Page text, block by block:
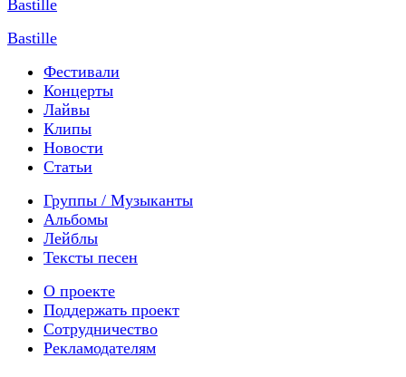
Bastille
Фестивали
Концерты
Лайвы
Клипы
Новости
Статьи
Группы / Музыканты
Альбомы
Лейблы
Тексты песен
О проекте
Поддержать проект
Сотрудничество
Рекламодателям